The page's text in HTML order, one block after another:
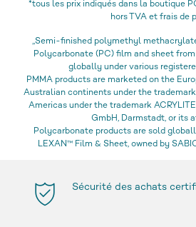
*tous les prix indiqués dans la boutique
hors TVA et frais de
„Semi-finished polymethyl
Polycarbonate (PC) film and sheet from
globally under various
PMMA products are marketed on the
Australian continents under the
Americas under the trademark
GmbH, Darmstadt, or its
Polycarbonate products are sold
LEXAN™ Film & Sheet, owned by
Sécurité des achats